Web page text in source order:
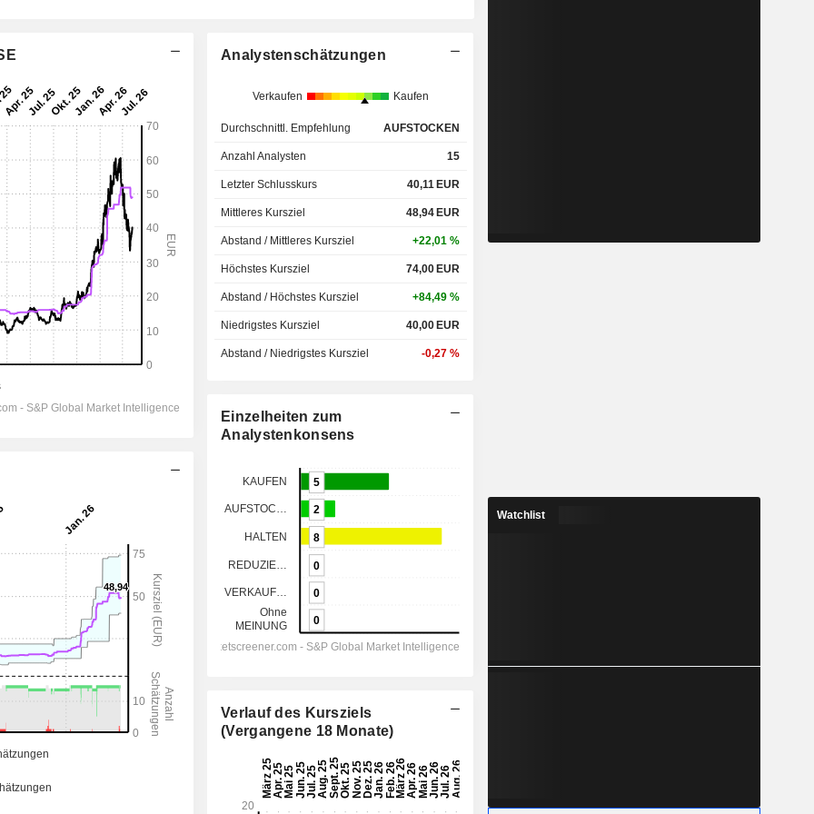
Analystenschätzungen
Verkaufen Kaufen
Durchschnittl. Empfehlung AUFSTOCKEN
Anzahl Analysten 15
Letzter Schlusskurs 40,11 EUR
Mittleres Kursziel 48,94 EUR
Abstand / Mittleres Kursziel +22,01 %
Höchstes Kursziel 74,00 EUR
Abstand / Höchstes Kursziel +84,49 %
Niedrigstes Kursziel 40,00 EUR
Abstand / Niedrigstes Kursziel -0,27 %
Einzelheiten zum
Analystenkonsens
Verlauf des Kursziels
(Vergangene 18 Monate)
Watchlist